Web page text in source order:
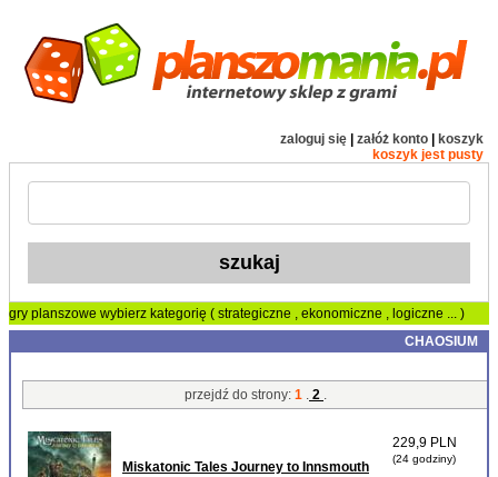
zaloguj się załóż konto
koszyk
koszyk jest pusty
gry planszowe wybierz kategorię ( strategiczne , ekonomiczne , logiczne ... )
CHAOSIUM
przejdź do strony: 1 . 2 .
Miskatonic Tales Journey to Innsmouth
229,9 PLN
(24 godziny)